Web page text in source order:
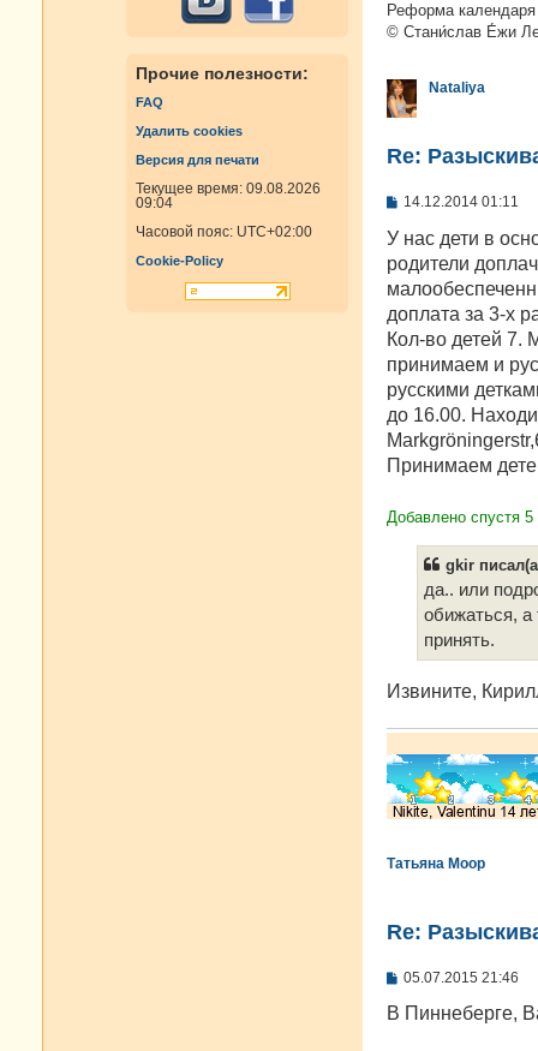
Прочие полезности:
FAQ
Удалить cookies
Версия для печати
Текущее время: 09.08.2026
09:04
Часовой пояс: UTC+02:00
Cookie-Policy
Реформа
© Стани́слав Е́жи
Nataliya
Re:
С
о
щ
е
и
е
14.12.2014 01:11
У нас дети в
родители
доплата за 3-х
Кол-во детей 7.
принимаем и
русскими
до 16.00.
Принимаем
Добавлено спустя
gkir
да.. или
обижаться, а
принять.
Извините,
Татьяна Моор
Re:
С
о
05.07.2015 21:46
В Пиннеберге,